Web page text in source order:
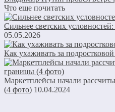
Что еще почитать
Сильнее светских
05.05.2026
Как ухаживать за
Маркетплейсы начали
(4 фото) 10.04.2024